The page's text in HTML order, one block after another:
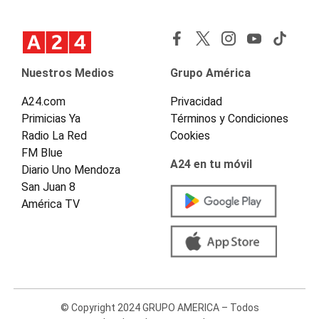
Nuestros Medios
A24.com
Primicias Ya
Radio La Red
FM Blue
Diario Uno Mendoza
San Juan 8
América TV
Grupo América
Privacidad
Términos y Condiciones
Cookies
A24 en tu móvil
© Copyright 2024 GRUPO AMERICA – Todos